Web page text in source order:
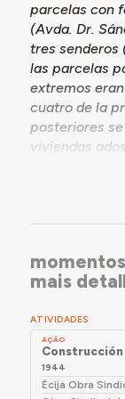
parcelas con
(Avda. Dr.
tres senderos
las parcelas
extremos
cuatro de la
posteriores
viviendas
con sala de
mais
ATIVIDADES
AÇÃO
Construcción
1944
Écija Obra